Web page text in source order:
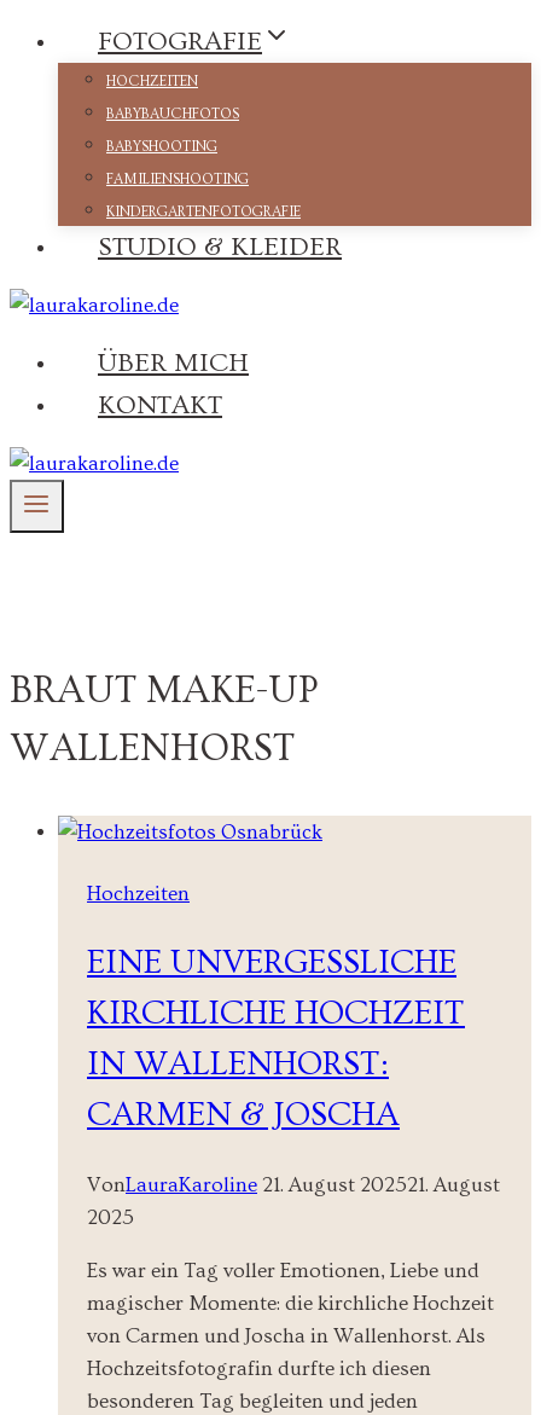
Zum
Inhalt
FOTOGRAFIE
HOCHZEITEN
BABYBAUCHFOTOS
BABYSHOOTING
FAMILIENSHOOTING
KINDERGARTENFOTOGRAFIE
STUDIO & KLEIDER
ÜBER MICH
KONTAKT
BRAUT MAKE-UP
WALLENHORST
Hochzeiten
EINE UNVERGESSLICHE
KIRCHLICHE HOCHZEIT
IN WALLENHORST:
CARMEN & JOSCHA
VonLauraKaroline 21. August 202521. August
2025
Es war ein Tag voller Emotionen, Liebe und
magischer Momente: die kirchliche Hochzeit
von Carmen und Joscha in Wallenhorst. Als
Hochzeitsfotografin durfte ich diesen
besonderen Tag begleiten und jeden